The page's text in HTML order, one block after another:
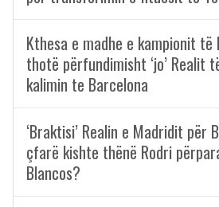
Kthesa e madhe e kampionit
thotë përfundimisht ‘jo’ Realit
kalimin te Barcelona
‘Braktisi’ Realin e Madridit për
çfarë kishte thënë Rodri
Blancos?